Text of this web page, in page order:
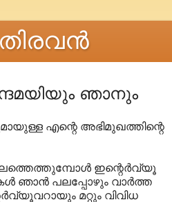
ഞാനും
എന്റെ അഭിമുഖത്തിന്റെ
ഇന്റെര്‍വ്യൂ
ഞാന്‍ പലപ്പോഴും വാര്‍ത്ത
മറ്റും വിവിധ